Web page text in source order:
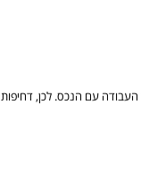
העבודה עם הנכס. לכן,